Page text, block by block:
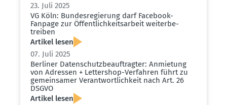
23. Juli 2025
VG Köln: Bundes­re­gierung darf Facebook-
Fanpage zur Öffent­lich­keits­arbeit weiter­be­
treiben
Artikel lesen
07. Juli 2025
Berliner Daten­schutz­be­auf­tragter: Anmietung
von Adressen + Lettershop-Verfahren führt zu
gemein­samer Verant­wort­lichkeit nach Art. 26
DSGVO
Artikel lesen